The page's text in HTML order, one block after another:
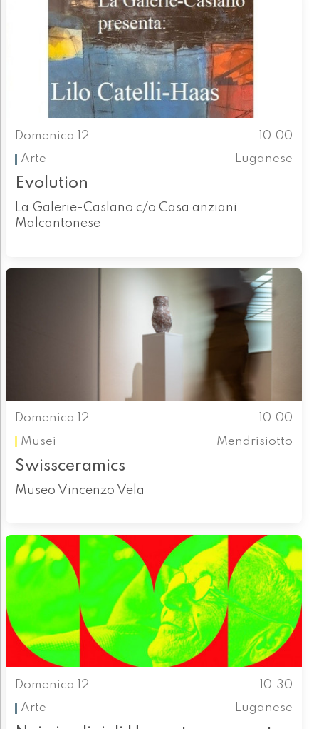
Domenica 12
10.00
Arte
Luganese
Evolution
La Galerie-Caslano c/o Casa anziani
Malcantonese
Domenica 12
10.00
Musei
Mendrisiotto
Swissceramics
Museo Vincenzo Vela
Domenica 12
10.30
Arte
Luganese